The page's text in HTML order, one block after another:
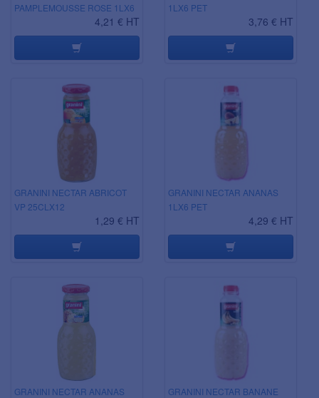
PAMPLEMOUSSE ROSE 1LX6
4,21 € HT
1LX6 PET
3,76 € HT
GRANINI NECTAR ABRICOT
VP 25CLX12
1,29 € HT
GRANINI NECTAR ANANAS
1LX6 PET
4,29 € HT
GRANINI NECTAR ANANAS
GRANINI NECTAR BANANE